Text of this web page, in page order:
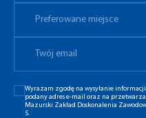
Preferowane miejsce
Wyrażam zgodę na wysyłanie
podany adres e-mail oraz na
Mazurski Zakład Doskonalenia
5.